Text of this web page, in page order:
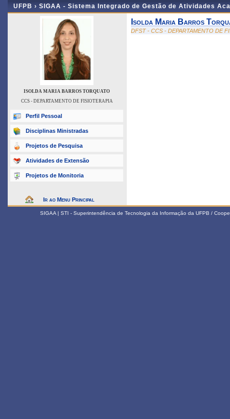
UFPB › SIGAA - Sistema Integrado de Gestão de Atividades
ISOLDA MARIA BARROS TORQUATO
CCS - DEPARTAMENTO DE FISIOTERAPIA
Perfil Pessoal
Disciplinas Ministradas
Projetos de Pesquisa
Atividades de Extensão
Projetos de Monitoria
Ir ao Menu Principal
Isolda Maria Barros
DFST - CCS - DEPARTAMENTO DE
SIGAA | STI - Superintendência de Tecnologia da Informação da UFPB /